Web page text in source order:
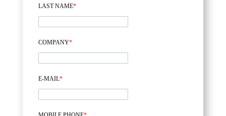
LAST NAME*
COMPANY*
E-MAIL*